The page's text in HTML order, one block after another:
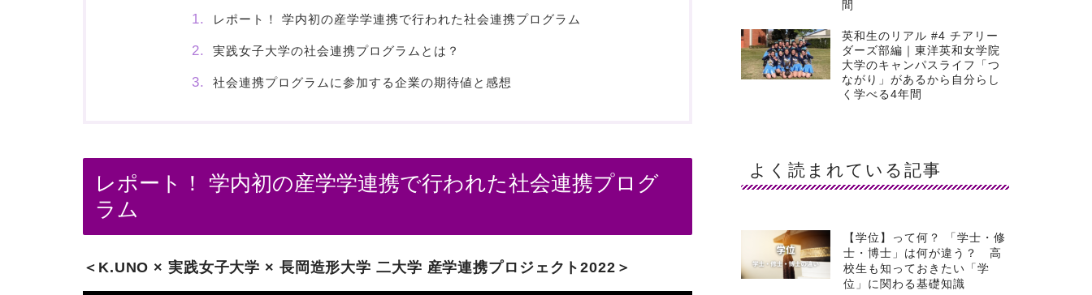
レポート！ 学内初の産学学連携で行われた社会連携プログラム
実践女子大学の社会連携プログラムとは？
社会連携プログラムに参加する企業の期待値と感想
レポート！ 学内初の産学学連携で行われた社会連携プログ
ラム
＜K.UNO × 実践女子大学 × 長岡造形大学 二大学 産学連携プロジェクト2022＞
間
英和生のリアル #4 チアリー
ダーズ部編｜東洋英和女学院
大学のキャンパスライフ「つ
ながり」があるから自分らし
く学べる4年間
よく読まれている記事
【学位】って何？ 「学士・修
士・博士」は何が違う？ 高
校生も知っておきたい「学
位」に関わる基礎知識